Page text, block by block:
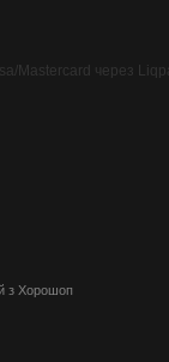
з Хорошоп